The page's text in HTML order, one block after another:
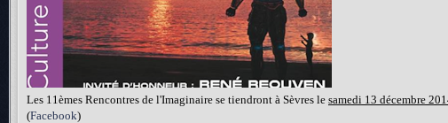
Les 11èmes Rencontres de l'Imaginaire se tiendront à Sèvres le samedi 13 décembre
(Facebook)